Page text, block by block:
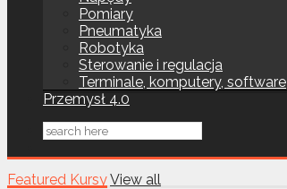
Pomiary
Pneumatyka
Robotyka
Sterowanie i regulacja
Terminale, komputery, software
Przemysł 4.0
Featured KursyView all